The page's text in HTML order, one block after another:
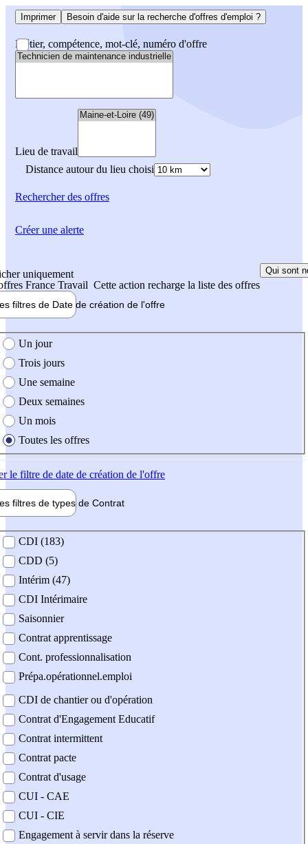
Imprimer Besoin d'aide sur la recherche d'offres d'emploi ?
Métier, compétence, mot-clé, numéro d'offre
Lieu de travail
Distance autour du lieu choisi
Rechercherdes offres
uniquement
France Travail Cette action recharge la liste des offres
Qui sont
filtres de Date de création de l'offre
création de l'offre
Un jour
Trois jours
Une semaine
Deux semaines
Un mois
Toutes les offres
le filtre de date de création de l'offre
filtres de types de Contrat
contrat
CDI (183)
CDD (5)
Intérim (47)
CDI Intérimaire
Saisonnier
Contrat apprentissage
Cont. professionnalisation
Prépa.opérationnel.emploi
CDI de chantier ou d'opération
Contrat d'Engagement Educatif
Contrat intermittent
Contrat pacte
Contrat d'usage
CUI - CAE
CUI - CIE
Engagement à servir dans la réserve
Créer une alerte